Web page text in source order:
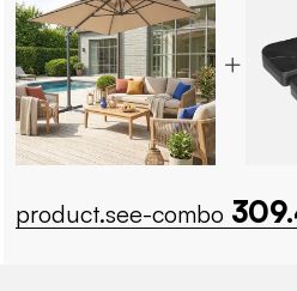
product.see-combo